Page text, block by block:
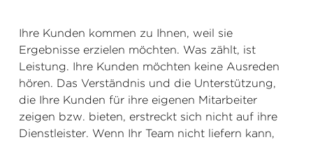
Ihre Kunden kommen zu Ihnen, weil sie
Ergebnisse erzielen möchten. Was zählt, ist
Leistung. Ihre Kunden möchten keine Ausreden
hören. Das Verständnis und die Unterstützung,
die Ihre Kunden für ihre eigenen Mitarbeiter
zeigen bzw. bieten, erstreckt sich nicht auf ihre
Dienstleister. Wenn Ihr Team nicht liefern kann,